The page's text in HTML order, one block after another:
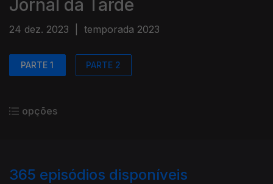
Jornal da Tarde
24 dez. 2023 temporada 2023
PARTE 1 PARTE 2
opções
365 episódios disponíveis